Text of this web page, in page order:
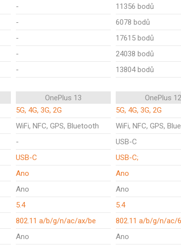
-
11356 bodů
-
6078 bodů
-
17615 bodů
-
24038 bodů
- 13804 bodů
OnePlus 13
OnePlus 12
5G, 4G, 3G, 2G
5G, 4G, 3G, 2G
WiFi, NFC, GPS, Bluetooth
WiFi, NFC, GPS,
-
USB-C
USB-C
USB-C;
Ano
Ano
Ano
Ano
5.4
5.4
802.11 a/b/g/n/ac/ax/be
802.11 a/b/g/n/ac/
Ano
Ano